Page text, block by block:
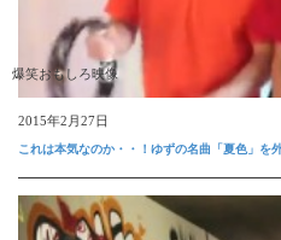
爆笑おもしろ映像
2015年2月27日
これは本気なのか・・！ゆずの名曲「夏色」を